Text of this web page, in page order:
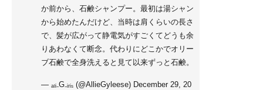
か前から、石鹸シャンプー。最初は湯シャン
から始めたんだけど、当時は肩くらいの長さ
で、髪が広がって静電気がすごくてどうも余
りあわなくて断念。代わりにどこかでオリー
ブ石鹸で全身洗えると見て以来ずっと石鹸。
— ₐₗᵢ₋G₋ᵢᵣᵢₛ (@AllieGyleese) December 29, 20